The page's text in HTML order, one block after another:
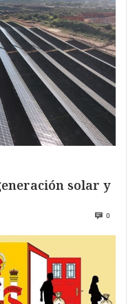
solar y
0